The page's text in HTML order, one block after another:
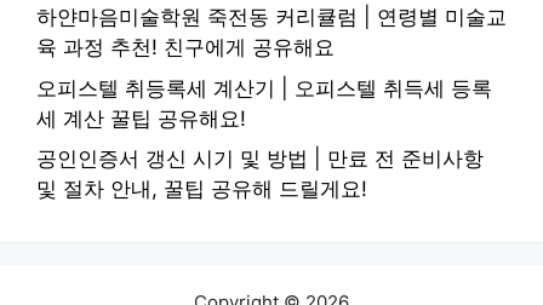
하얀마음미술학원 죽전동 커리큘럼 | 연령별 미술교
육 과정 추천! 친구에게 공유해요
오피스텔 취등록세 계산기 | 오피스텔 취득세 등록
세 계산 꿀팁 공유해요!
공인인증서 갱신 시기 및 방법 | 만료 전 준비사항
및 절차 안내, 꿀팁 공유해 드릴게요!